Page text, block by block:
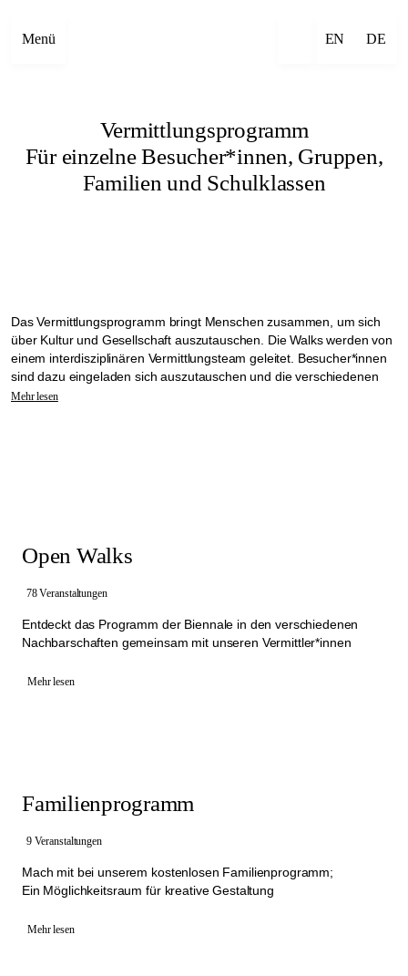
Menü EN DE
Vermittlungsprogramm
Für einzelne Besucher*innen, Gruppen,
Familien und Schulklassen
Das Vermittlungsprogramm bringt Menschen zusammen, um sich
über Kultur und Gesellschaft auszutauschen. Die Walks werden von
einem interdisziplinären Vermittlungsteam geleitet. Besucher*innen
sind dazu eingeladen sich auszutauschen und die verschiedenen
Viertel rund um die Veranstaltungsorte zu erkunden.
Angebote: kostenlose Open Walks, Aktivitäten für Schulen,
Mehr lesen
Open Walks
78 Veranstaltungen
Entdeckt das Programm der Biennale in den verschiedenen
Nachbarschaften gemeinsam mit unseren Vermittler*innen
Mehr lesen
Familienprogramm
9 Veranstaltungen
Mach mit bei unserem kostenlosen Familienprogramm;
Ein Möglichkeitsraum für kreative Gestaltung
Mehr lesen